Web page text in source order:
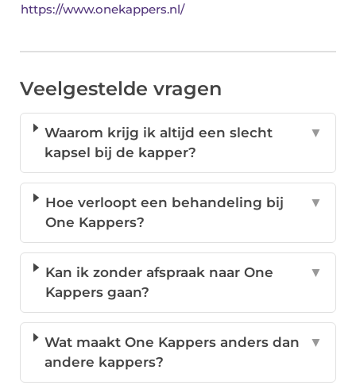
https://www.onekappers.nl/
Veelgestelde vragen
Waarom krijg ik altijd een slecht
kapsel bij de kapper?
▼
Hoe verloopt een behandeling bij
One Kappers?
▼
Kan ik zonder afspraak naar One
Kappers gaan?
▼
Wat maakt One Kappers anders dan
andere kappers?
▼